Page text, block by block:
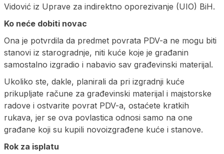
Vidović iz Uprave za indirektno oporezivanje (UIO) BiH.
Ko neće dobiti novac
Ona je potvrdila da predmet povrata PDV-a ne mogu biti
stanovi iz starogradnje, niti kuće koje je građanin
samostalno izgradio i nabavio sav građevinski materijal.
Ukoliko ste, dakle, planirali da pri izgradnji kuće
prikupljate račune za građevinski materijal i majstorske
radove i ostvarite povrat PDV-a, ostaćete kratkih
rukava, jer se ova povlastica odnosi samo na one
građane koji su kupili novoizgrađene kuće i stanove.
Rok za isplatu